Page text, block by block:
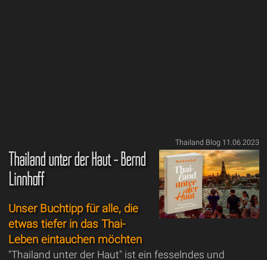
Thailand Blog 11.06.2023
Thailand unter der Haut - Bernd
Linnhoff
Unser Buchtipp für alle, die
etwas tiefer in das Thai-
Leben eintauchen möchten
"Thailand unter der Haut" ist ein fesselndes und